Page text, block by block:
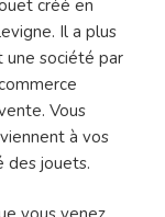
créé en
Il a plus
une société par
Vous
à vos
des jouets.